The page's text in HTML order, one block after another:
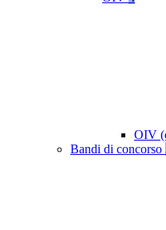
OIV
Bandi di concorso